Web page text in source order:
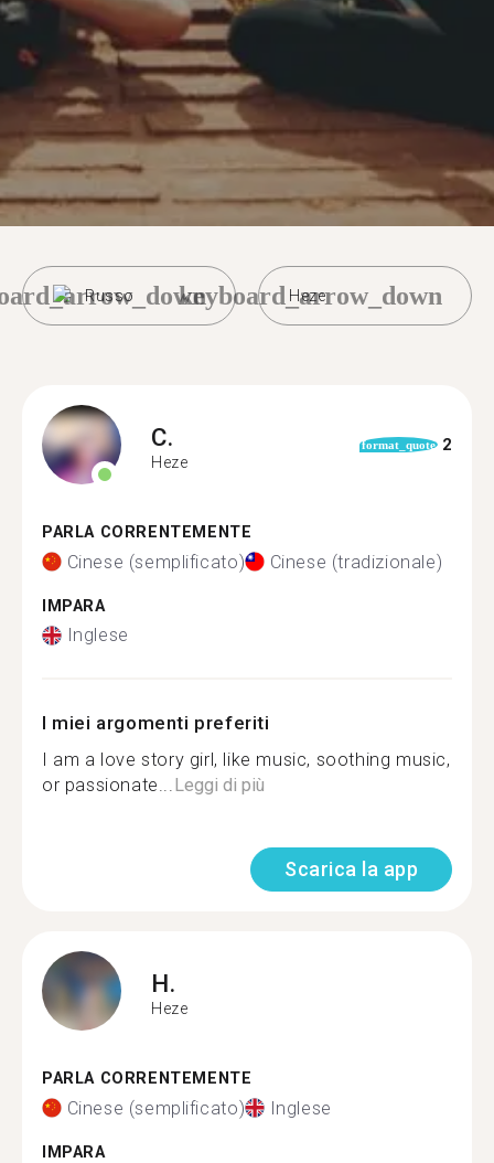
Russo Heze
keyboard_arrow_down
C.
Heze
format_quote 2
PARLA CORRENTEMENTE
Cinese (semplificato) Cinese (tradizionale)
IMPARA
Inglese
I miei argomenti preferiti
I am a love story girl, like music, soothing music,
or passionate...Leggi di più
Scarica la app
H.
Heze
PARLA CORRENTEMENTE
Cinese (semplificato) Inglese
IMPARA